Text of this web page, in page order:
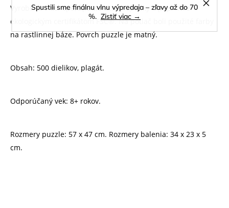
Spustili sme finálnu vlnu výpredaja – zľavy až do 70
%. Zistiť viac →
Vyrobené v Európe, Španielsku z lepenky a papiera s
ekologickým certifikátom FSC®. Na potlač boli použité farby
na rastlinnej báze. Povrch puzzle je matný.
Obsah: 500 dielikov, plagát.
Odporúčaný vek: 8+ rokov.
Rozmery puzzle: 57 x 47 cm. Rozmery balenia: 34 x 23 x 5
cm.